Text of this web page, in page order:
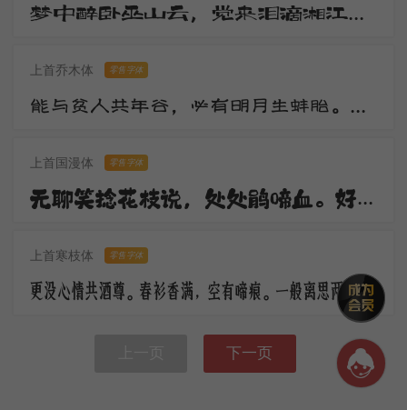
梦中醉卧巫山云，觉来泪滴湘江水。湘江两岸花木深，美人不见愁人心。含愁更奏绿绮琴，调高弦绝无知音。
上首乔木体 零售字体
能与贫人共年谷，必有明月生蚌胎。山随宴坐图画出，水作夜窗风雨来。观水观山皆得妙，更将何物污灵台。
上首国漫体 零售字体
无聊笑捻花枝说，处处鹃啼血。好花须映好楼台，休傍秦关蜀栈战场开。倚楼极目深愁绪，更对东风语。
上首寒枝体 零售字体
更没心情共酒尊。春衫香满，空有啼痕。一般离思两销魂，马上黄昏，楼上黄昏。
下一页